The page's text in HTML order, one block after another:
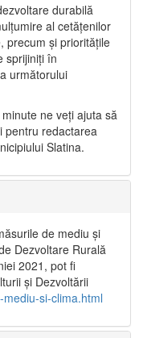
durabilă
al cetățenilor
precum și prioritățile
sprijiniți în
următorului
ne veți ajuta să
pentru redactarea
Slatina.
de mediu și
Dezvoltare Rurală
2021, pot fi
și Dezvoltării
si-clima.html